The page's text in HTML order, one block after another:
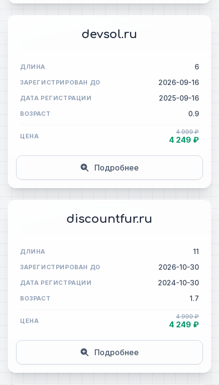
devsol.ru
ДЛИНА 6
ЗАРЕГИСТРИРОВАН ДО 2026-09-16
ДАТА РЕГИСТРАЦИИ 2025-09-16
ВОЗРАСТ 0.9
ЦЕНА
4 999 ₽
4 249 ₽
Подробнее
discountfur.ru
ДЛИНА 11
ЗАРЕГИСТРИРОВАН ДО 2026-10-30
ДАТА РЕГИСТРАЦИИ 2024-10-30
ВОЗРАСТ 1.7
ЦЕНА
4 999 ₽
4 249 ₽
Подробнее